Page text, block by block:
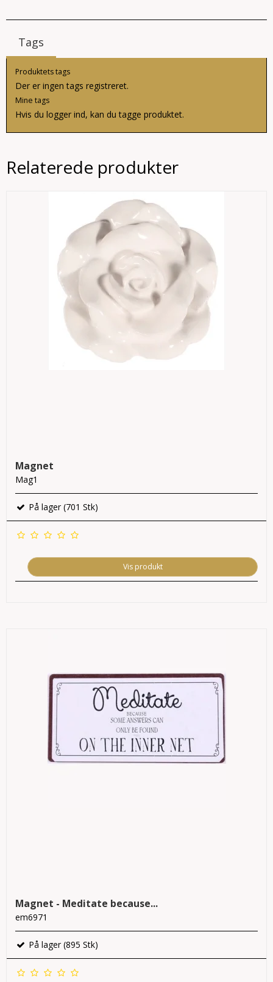
Tags
Produktets tags
Der er ingen tags registreret.
Mine tags
Hvis du logger ind, kan du tagge produktet.
Relaterede produkter
Magnet
Mag1
På lager (701 Stk)
Vis produkt
Magnet - Meditate because...
em6971
På lager (895 Stk)